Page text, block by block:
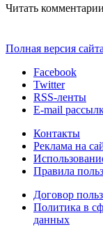
Читать комментарии
Полная версия сайта
Facebook
Twitter
RSS-ленты
E-mail
Контакты
Реклама на
Правила
Договор
Политика в
данных